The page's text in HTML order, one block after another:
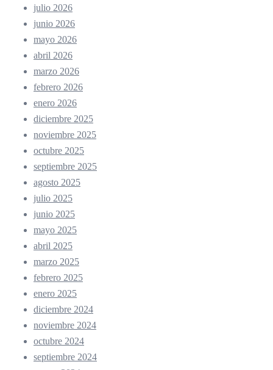
julio 2026
junio 2026
mayo 2026
abril 2026
marzo 2026
febrero 2026
enero 2026
diciembre 2025
noviembre 2025
octubre 2025
septiembre 2025
agosto 2025
julio 2025
junio 2025
mayo 2025
abril 2025
marzo 2025
febrero 2025
enero 2025
diciembre 2024
noviembre 2024
octubre 2024
septiembre 2024